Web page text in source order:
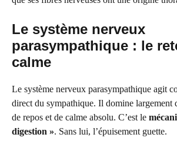
Le système nerveux
parasympathique : le
calme
Le système nerveux parasympathique agit
direct du sympathique. Il domine largement
de repos et de calme absolu. C’est le
digestion ». Sans lui, l’épuisement guette.